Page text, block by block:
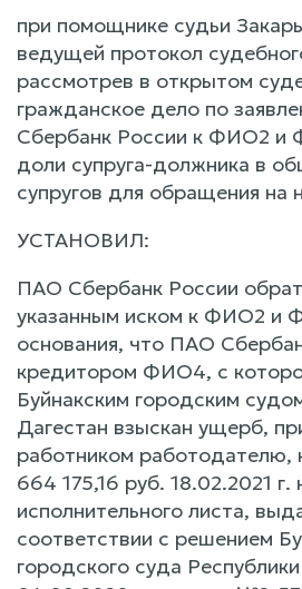
при помощнике судьи
ведущей протокол
рассмотрев в открытом
гражданское дело по
Сбербанк России к ФИО2
доли супруга-должника в
супругов для обращения на
УСТАНОВИЛ:
ПАО Сбербанк России
указанным иском к ФИО2 и
основания, что ПАО
кредитором ФИО4, c
Буйнакским городским
Дагестан взыскан ущерб,
работником
664 175,16 руб. 18.02.2021 г.
исполнительного листа,
соответствии c решением
городского суда